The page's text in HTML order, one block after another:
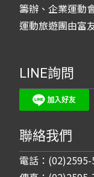
籌辦、企業運動
運動旅遊團由富
LINE詢問
聯絡我們
電話：(02)2595-